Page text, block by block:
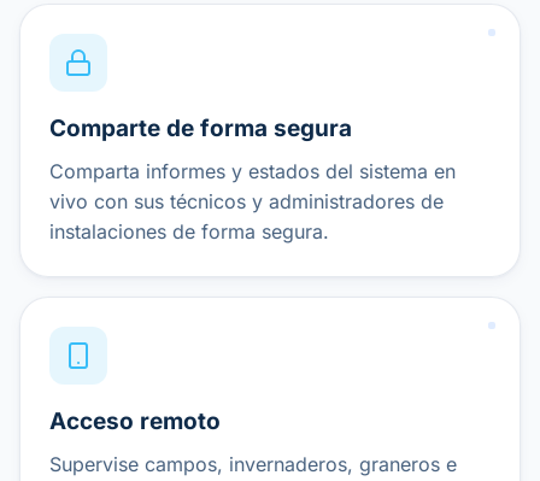
Comparte de forma segura
Comparta informes y estados del sistema en
vivo con sus técnicos y administradores de
instalaciones de forma segura.
Acceso remoto
Supervise campos, invernaderos, graneros e